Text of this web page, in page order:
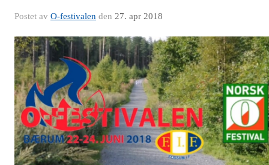
Postet av O-festivalen den 27. apr 2018